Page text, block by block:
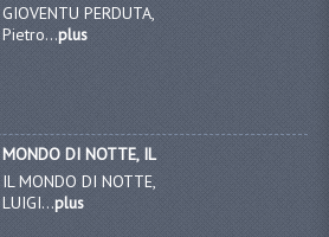
GIOVENTU PERDUTA,
Pietro...plus
MONDO DI NOTTE, IL
IL MONDO DI NOTTE,
LUIGI...plus